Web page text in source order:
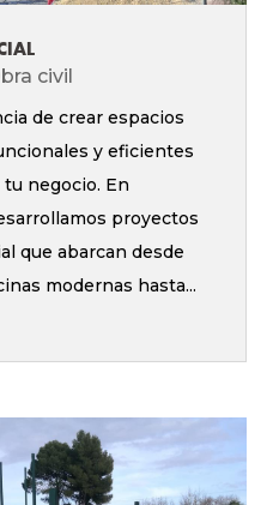
civil
de crear espacios
y eficientes
negocio. En
proyectos
que abarcan desde
modernas hasta...